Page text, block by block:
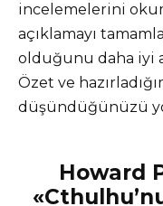
incelemelerini
açıklamayı
olduğunu daha iyi
Özet ve
düşündüğünüzü
Howard